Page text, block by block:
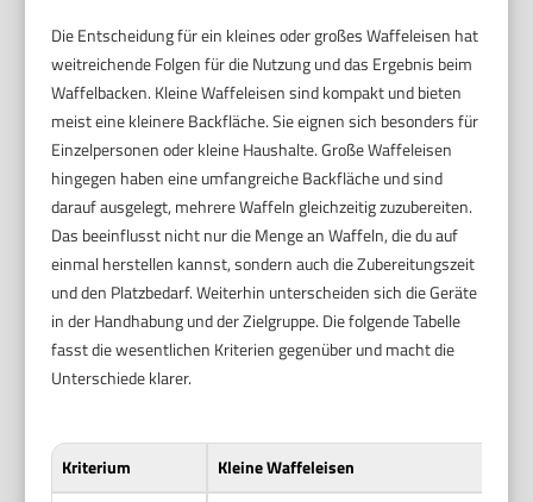
Die Entscheidung für ein kleines oder großes Waffeleisen hat
weitreichende Folgen für die Nutzung und das Ergebnis beim
Waffelbacken. Kleine Waffeleisen sind kompakt und bieten
meist eine kleinere Backfläche. Sie eignen sich besonders für
Einzelpersonen oder kleine Haushalte. Große Waffeleisen
hingegen haben eine umfangreiche Backfläche und sind
darauf ausgelegt, mehrere Waffeln gleichzeitig zuzubereiten.
Das beeinflusst nicht nur die Menge an Waffeln, die du auf
einmal herstellen kannst, sondern auch die Zubereitungszeit
und den Platzbedarf. Weiterhin unterscheiden sich die Geräte
in der Handhabung und der Zielgruppe. Die folgende Tabelle
fasst die wesentlichen Kriterien gegenüber und macht die
Unterschiede klarer.
Kriterium
Kleine Waffeleisen